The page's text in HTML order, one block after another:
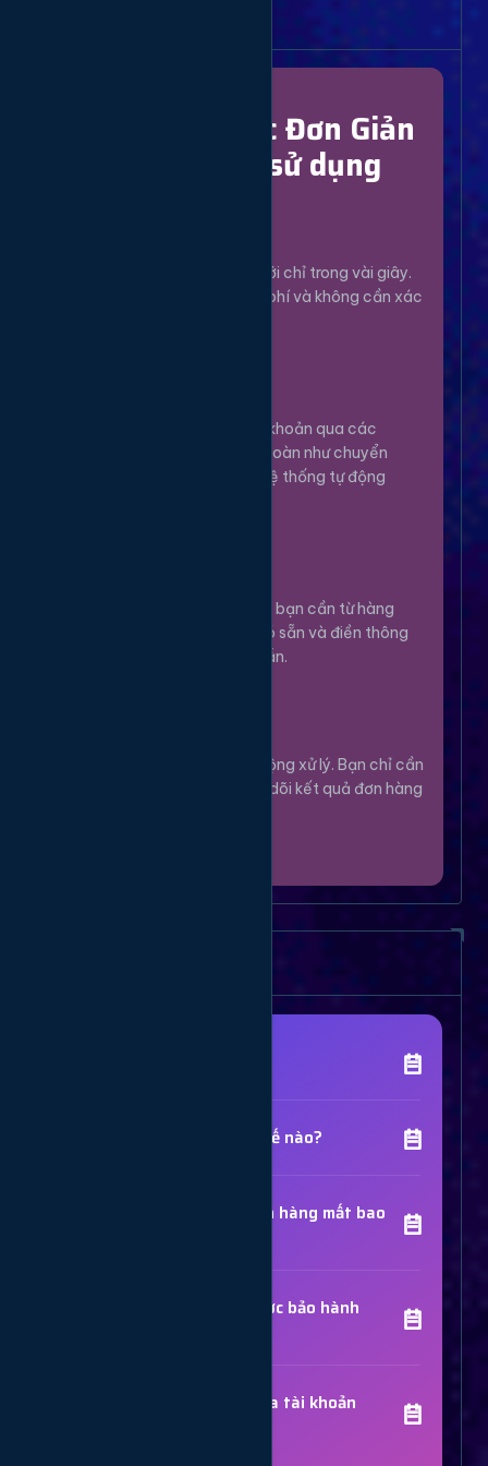
Chỉ Với 4 Bước Đơn Giản
để bắt đầu sử dụng
Tạo tài khoản mới chỉ trong vài giây.
Hoàn toàn miễn phí và không cần xác
Nạp tiền vào tài khoản qua các
phương thức an toàn như chuyển
khoản, Momo... Hệ thống tự động
Lựa chọn dịch vụ bạn cần từ hàng
ngàn tùy chọn có sẵn và điền thông
tin theo hướng dẫn.
Hệ thống sẽ tự động xử lý. Bạn chỉ cần
thư giãn và theo dõi kết quả đơn hàng
Chất lượng dịch vụ như thế nào?
Thời gian hoàn thành đơn hàng mất bao
Các dịch vụ đã mua có được bảo hành
Sử dụng dịch vụ có bị khóa tài khoản